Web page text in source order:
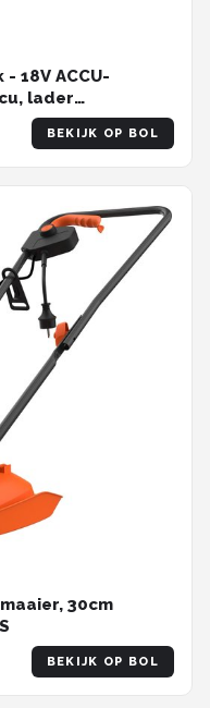
- 18V ACCU-
lader
BEKIJK OP BOL
30cm
BEKIJK OP BOL